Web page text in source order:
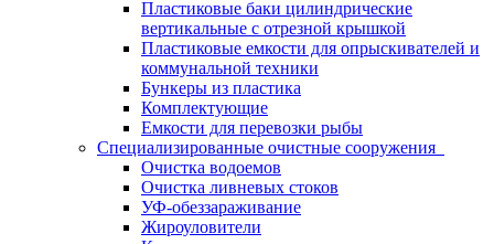
Пластиковые баки цилиндрические
вертикальные с отрезной крышкой
Пластиковые емкости для опрыскивателей и
коммунальной техники
Бункеры из пластика
Комплектующие
Емкости для перевозки рыбы
Специализированные очистные сооружения
Очистка водоемов
Очистка ливневых стоков
УФ-обеззараживание
Жироуловители